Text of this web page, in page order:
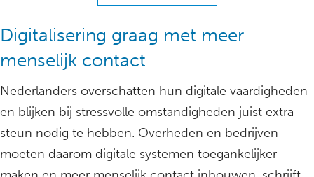
Digitalisering graag met meer
menselijk contact
Nederlanders overschatten hun digitale vaardigheden
en blijken bij stressvolle omstandigheden juist extra
steun nodig te hebben. Overheden en bedrijven
moeten daarom digitale systemen toegankelijker